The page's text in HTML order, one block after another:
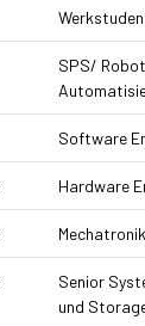
SPS/
Software
Hardware
Senior
und